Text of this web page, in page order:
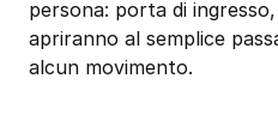
persona: porta di
apriranno al semplice
alcun movimento.